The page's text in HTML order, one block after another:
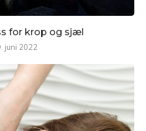
for krop og sjæl
juni 2022